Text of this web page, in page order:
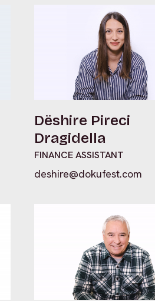
Dëshire Pireci
Dragidella
FINANCE ASSISTANT
deshire@dokufest.com